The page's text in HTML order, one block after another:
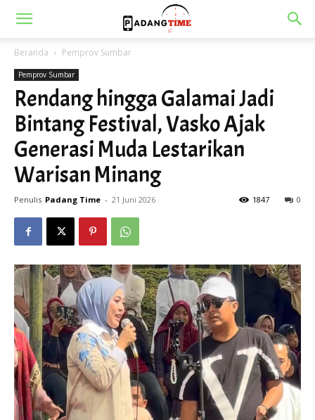
Beranda Pemprov Sumbar
Pemprov Sumbar
Rendang hingga Galamai Jadi
Bintang Festival, Vasko Ajak
Generasi Muda Lestarikan
Warisan Minang
Penulis Padang Time - 21 Juni 2026 0
1847